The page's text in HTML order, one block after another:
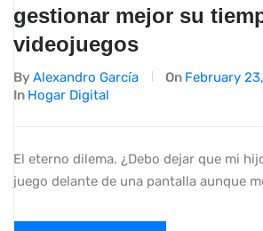
gestionar mejor su
videojuegos
By Alexandro García On February
In Hogar Digital
El eterno dilema. ¿Debo dejar que mi
juego delante de una pantalla aunque